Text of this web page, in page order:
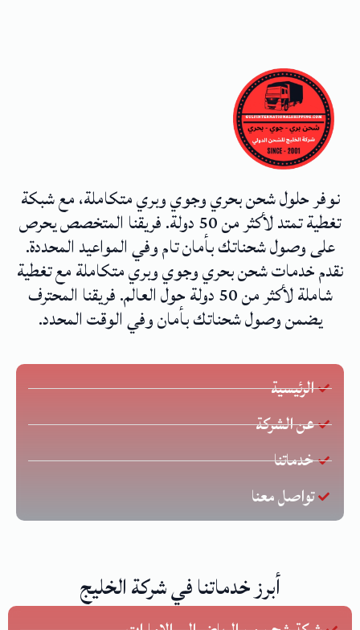
نوفر حلول شحن بحري وجوي وبري متكاملة، مع شبكة
تغطية تمتد لأكثر من 50 دولة. فريقنا المتخصص يحرص
على وصول شحناتك بأمان تام وفي المواعيد المحددة.
نقدم خدمات شحن بحري وجوي وبري متكاملة مع تغطية
شاملة لأكثر من 50 دولة حول العالم. فريقنا المحترف
يضمن وصول شحناتك بأمان وفي الوقت المحدد.
الرئيسية
عن الشركة
خدماتنا
تواصل معنا
أبرز خدماتنا في شركة الخليج